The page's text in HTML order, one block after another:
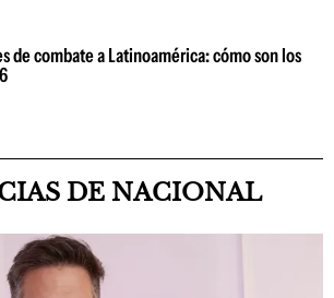
de combate a Latinoamérica: cómo son los
DE NACIONAL